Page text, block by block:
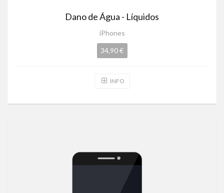
Dano de Água - Líquidos
iPhones
34,90 €
INFO